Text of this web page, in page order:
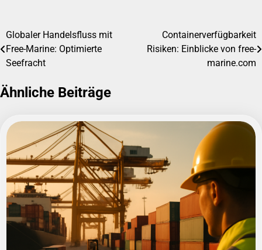
Beitragsnavigation
Globaler Handelsfluss mit
Free-Marine: Optimierte
Seefracht
Containerverfügbarkeit
Risiken: Einblicke von free-
marine.com
Ähnliche Beiträge